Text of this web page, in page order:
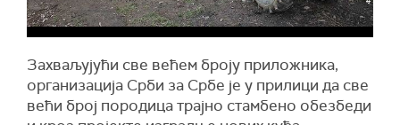
Захваљујући све већем броју приложника,
организација Срби за Србе је у прилици да све
већи број породица трајно стамбено обезбеди